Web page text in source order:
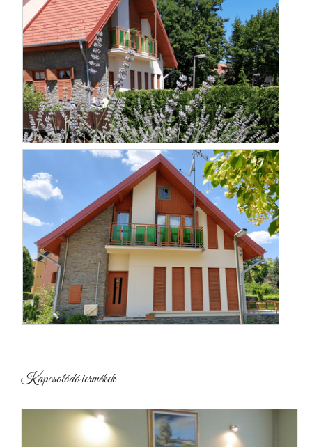
Kapcsolódó termékek